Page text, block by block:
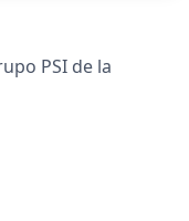
PSI de la